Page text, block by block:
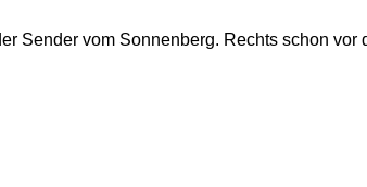
Sender vom Sonnenberg. Rechts schon